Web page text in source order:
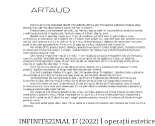
INFINITEZIMAL 17 (2022) | operații estetice